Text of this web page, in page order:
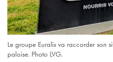
Le groupe Euralis va raccorder son
paloise. Photo LVG.